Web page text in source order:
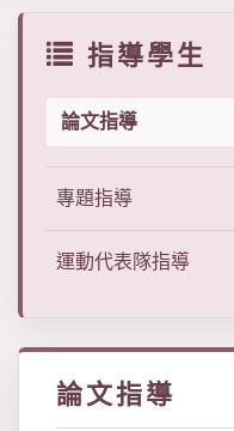
指導學生
論文指導
專題指導
運動代表隊指導
論文指導